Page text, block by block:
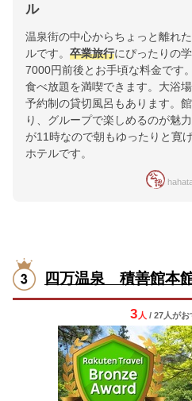
ル
温泉街の中心からちょっと離れ
ルです。 卒業旅行にぴったりの
7000円前後とお手頃な料金です
食べ放題を満喫できます。大浴
予約制の貸切風呂もあります。
り、グループで楽しめるのが魅
が11時なので朝もゆったりと寛
ホテルです。
四万温泉 積善館本
3 人 / 27人がお